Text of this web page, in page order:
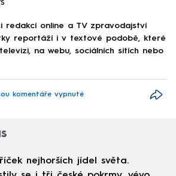
redakcí online a TV zpravodajství
reportáží i v textové podobě, které
na webu, sociálních sítích nebo
komentáře vypnuté
nejhorších jídel světa.